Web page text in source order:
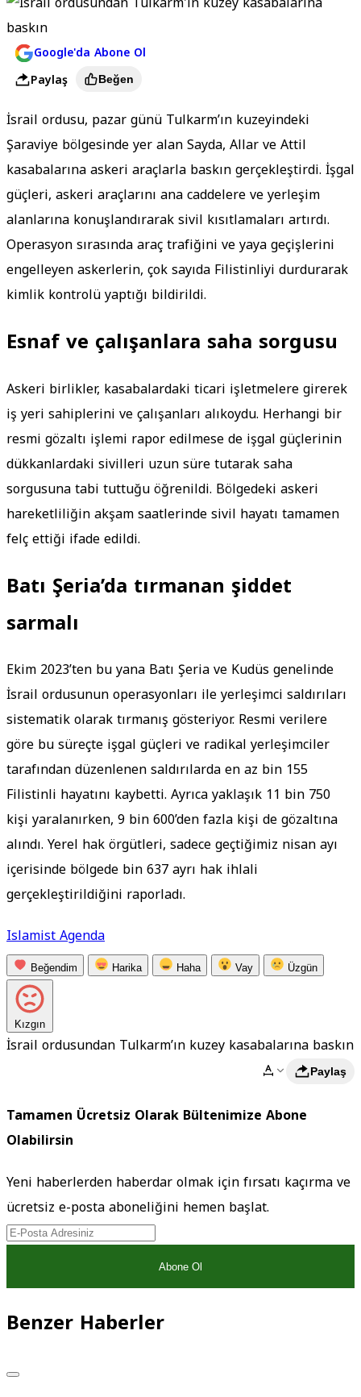
Google'da Abone Ol
Paylaş
Beğen
İsrail ordusu, pazar günü Tulkarm’ın kuzeyindeki
Şaraviye bölgesinde yer alan Sayda, Allar ve Attil
kasabalarına askeri araçlarla baskın gerçekleştirdi.İşgal
güçleri, askeri araçlarını ana caddelere ve yerleşim
alanlarına konuşlandırarak sivil kısıtlamaları artırdı.
Operasyon sırasında araç trafiğini ve yaya geçişlerini
engelleyen askerlerin, çok sayıda Filistinliyi durdurarak
kimlik kontrolü yaptığı bildirildi.
Esnaf ve çalışanlara saha sorgusu
Askeri birlikler, kasabalardaki ticari işletmelere girerek
iş yeri sahiplerini ve çalışanları alıkoydu. Herhangi bir
resmi gözaltı işlemi rapor edilmese de işgal güçlerinin
dükkanlardaki sivilleri uzun süre tutarak saha
sorgusuna tabi tuttuğu öğrenildi. Bölgedeki askeri
hareketliliğin akşam saatlerinde sivil hayatı tamamen
felç ettiği ifade edildi.
Batı Şeria’da tırmanan şiddet
sarmalı
Ekim 2023’ten bu yana Batı Şeria ve Kudüs genelinde
İsrail ordusunun operasyonları ile yerleşimci saldırıları
sistematik olarak tırmanış gösteriyor.Resmi verilere
göre bu süreçte işgal güçleri ve radikal yerleşimciler
tarafından düzenlenen saldırılarda en az bin 155
Filistinli hayatını kaybetti.Ayrıca yaklaşık 11 bin 750
kişi yaralanırken, 9 bin 600’den fazla kişi de gözaltına
alındı.Yerel hak örgütleri, sadece geçtiğimiz nisan ayı
içerisinde bölgede bin 637 ayrı hak ihlali
gerçekleştirildiğini raporladı.
Islamist Agenda
Beğendim Harika Haha Vay Üzgün
Kızgın
İsrail ordusundan Tulkarm’ın kuzey kasabalarına baskın
Paylaş
Tamamen Ücretsiz Olarak Bültenimize Abone
Olabilirsin
Yeni haberlerden haberdar olmak için fırsatı kaçırma ve
ücretsiz e-posta aboneliğini hemen başlat.
Abone Ol
Benzer Haberler